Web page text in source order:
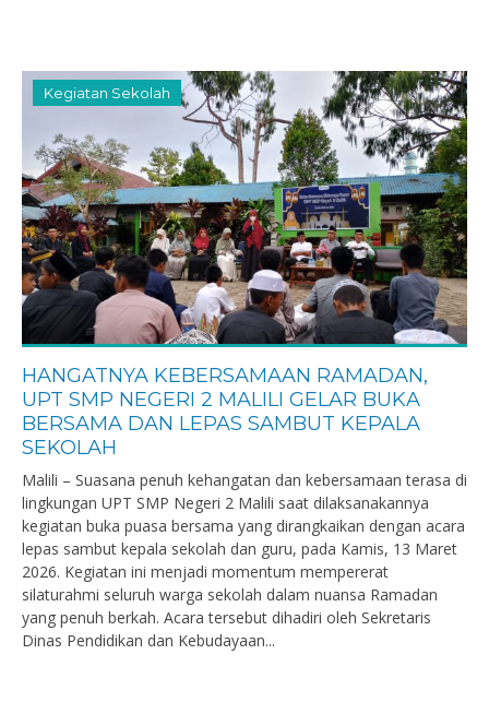
Kegiatan Sekolah
HANGATNYA KEBERSAMAAN RAMADAN,
UPT SMP NEGERI 2 MALILI GELAR BUKA
BERSAMA DAN LEPAS SAMBUT KEPALA
SEKOLAH
Malili – Suasana penuh kehangatan dan kebersamaan terasa di
lingkungan UPT SMP Negeri 2 Malili saat dilaksanakannya
kegiatan buka puasa bersama yang dirangkaikan dengan acara
lepas sambut kepala sekolah dan guru, pada Kamis, 13 Maret
2026. Kegiatan ini menjadi momentum mempererat
silaturahmi seluruh warga sekolah dalam nuansa Ramadan
yang penuh berkah. Acara tersebut dihadiri oleh Sekretaris
Dinas Pendidikan dan Kebudayaan...